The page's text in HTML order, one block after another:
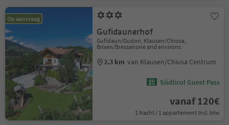
Op aanvraag
Gufidaunerhof
Gufidaun/Gudon, Klausen/Chiusa,
Brixen/Bressanone and environs
2.3 km van Klausen/Chiusa Centrum
Südtirol Guest Pass
vanaf 120€
1 Nacht / 1 appartement Incl. btw